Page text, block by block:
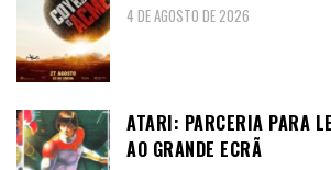
4 DE AGOSTO DE 2026
ATARI: PARCERIA PARA
AO GRANDE ECRÃ